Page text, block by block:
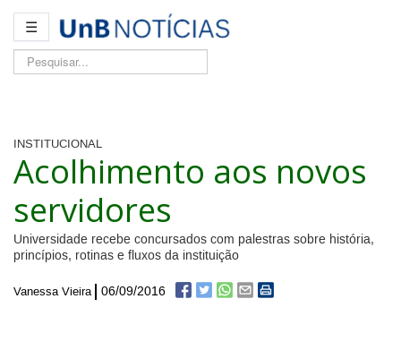
☰
Pesquisar...
INSTITUCIONAL
Acolhimento aos novos
servidores
Universidade recebe concursados com palestras sobre história,
princípios, rotinas e fluxos da instituição
Vanessa Vieira 06/09/2016